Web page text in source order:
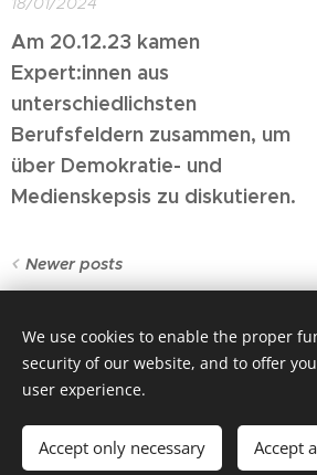
Am 20.12.23 kamen
Expert:innen aus
unterschiedlichsten
Berufsfeldern zusammen, um
über Demokratie- und
Medienskepsis zu diskutieren.
Newer posts
© 2025 Plattform
Cookies
We use cookies to enable the proper
security of our website, and to offer
user experience.
Accept only necessary Accept